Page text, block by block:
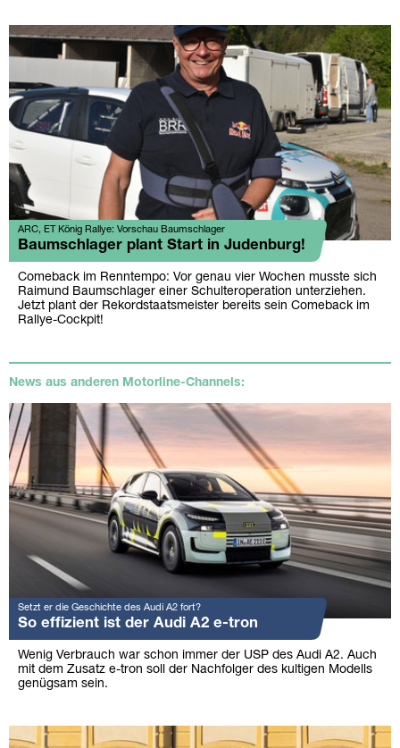
ARC, ET König Rallye: Vorschau Baumschlager
Baumschlager plant Start in Judenburg!
Comeback im Renntempo: Vor genau vier Wochen musste sich
Raimund Baumschlager einer Schulteroperation unterziehen.
Jetzt plant der Rekordstaatsmeister bereits sein Comeback im
Rallye-Cockpit!
News aus anderen Motorline-Channels:
Setzt er die Geschichte des Audi A2 fort?
So effizient ist der Audi A2 e-tron
Wenig Verbrauch war schon immer der USP des Audi A2. Auch
mit dem Zusatz e-tron soll der Nachfolger des kultigen Modells
genügsam sein.